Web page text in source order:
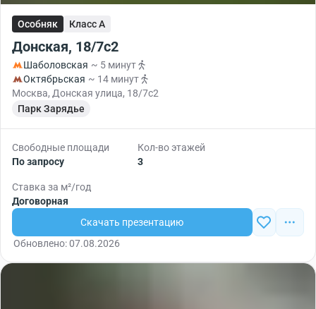
Особняк Класс A
Донская, 18/7с2
Шаболовская ~ 5 минут
Октябрьская ~ 14 минут
Москва, Донская улица, 18/7с2
Парк Зарядье
Свободные площади
По запросу
Кол-во этажей
3
Ставка за м²/год
Договорная
Скачать презентацию
Обновлено: 07.08.2026